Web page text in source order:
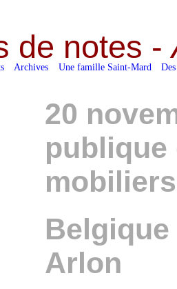
de notes -
Archives Une famille Saint-Mard
20
publique
Belgique
Arlon